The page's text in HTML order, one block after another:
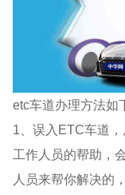
etc车道办理方法如
1、误入ETC车道
工作人员的帮助，
人员来帮你解决的